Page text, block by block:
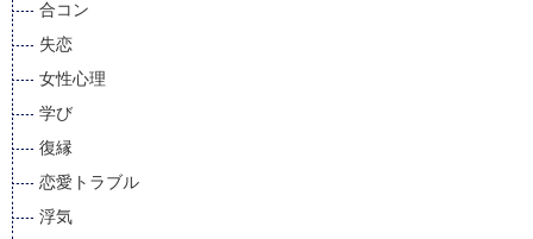
合コン
失恋
女性心理
学び
復縁
恋愛トラブル
浮気